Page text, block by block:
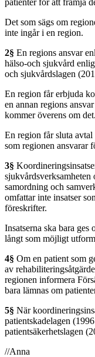
Det som sägs om
inte ingår i en region.
2§ En regions ansvar
hälso-och sjukvård
och sjukvårdslagen
En region får erbjuda
en annan regions
kommer överens om det.
En region får sluta
som regionen ansvarar
3§
sjukvårdsverksamheten
samordning och
omfattar inte insatser
föreskrifter.
Insatserna ska bara ges
långt som möjligt
4§ Om en patient som
av
regionen informera
bara lämnas om
5§ När
patientskadelagen
patientsäkerhetslagen
//Anna